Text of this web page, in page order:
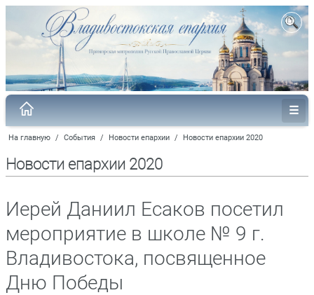
На главную / События / Новости епархии / Новости епархии 2020
Новости епархии 2020
Иерей Даниил Есаков посетил
мероприятие в школе № 9 г.
Владивостока, посвященное
Дню Победы